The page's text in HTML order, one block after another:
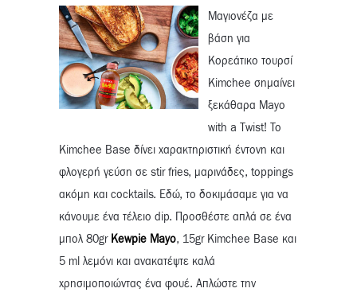
Μαγιονέζα με
βάση για
Κορεάτικο τουρσί
Kimchee σημαίνει
ξεκάθαρα Mayo
with a Twist! Το
Kimchee Base δίνει χαρακτηριστική έντονη και
φλογερή γεύση σε stir fries, μαρινάδες, toppings
ακόμη και cocktails. Εδώ, το δοκιμάσαμε για να
κάνουμε ένα τέλειο dip. Προσθέστε απλά σε ένα
μπολ 80gr Kewpie Mayo, 15gr Kimchee Base και
5 ml λεμόνι και ανακατέψτε καλά
χρησιμοποιώντας ένα φουέ. Απλώστε την